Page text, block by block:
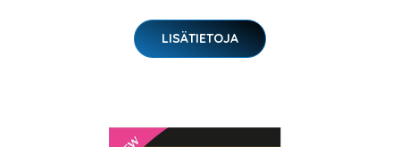
LISÄTIETOJA